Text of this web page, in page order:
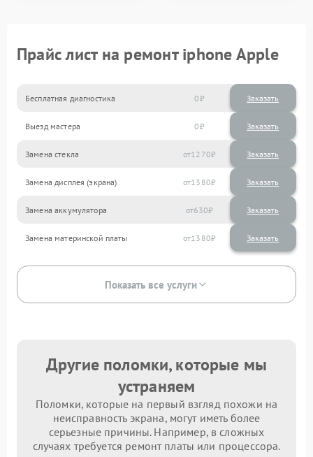
Прайс лист на ремонт iphone Apple
Бесплатная диагностика 0 Заказать
Выезд мастера 0 Заказать
Замена стекла 1270
Замена дисплея (экрана) 1380
Замена аккумулятора 630
Замена материнской платы 1380
Показать все услуги
Другие поломки, которые мы
устраняем
Поломки, которые на первый взгляд похожи на
неисправность экрана, могут иметь более
серьезные причины. Например, в сложных
случаях требуется ремонт платы или процессора.